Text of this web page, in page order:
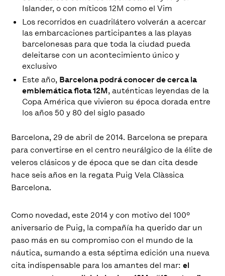
Islander, o con míticos 12M como el Vim
Los recorridos en cuadrilátero volverán a acercar
las embarcaciones participantes a las playas
barcelonesas para que toda la ciudad pueda
deleitarse con un acontecimiento único y
exclusivo
Este año, Barcelona podrá conocer de cerca la
emblemática flota 12M, auténticas leyendas de la
Copa América que vivieron su época dorada entre
los años 50 y 80 del siglo pasado
Barcelona, 29 de abril de 2014. Barcelona se prepara
para convertirse en el centro neurálgico de la élite de
veleros clásicos y de época que se dan cita desde
hace seis años en la regata Puig Vela Clàssica
Barcelona.
Como novedad, este 2014 y con motivo del 100º
aniversario de Puig, la compañía ha querido dar un
paso más en su compromiso con el mundo de la
náutica, sumando a esta séptima edición una nueva
cita indispensable para los amantes del mar:el